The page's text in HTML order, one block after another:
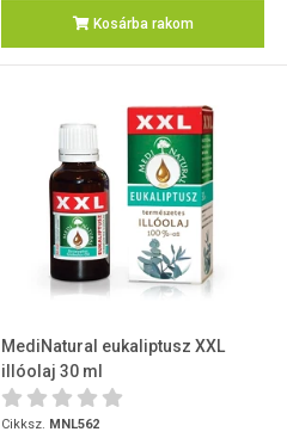
Kosárba rakom
MediNatural eukaliptusz XXL
illóolaj 30 ml
Cikksz. MNL562